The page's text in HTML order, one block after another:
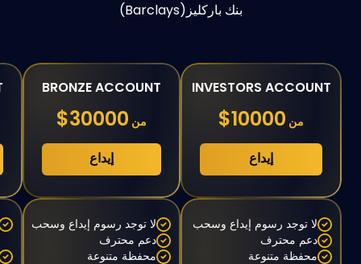
بنك باركليز(Barclays)
INVESTORS ACCOUNT
من 10000$
إيداع
لا توجد رسوم إيداع وسحب
دعم محترف
محفظة متنوعة
BRONZE ACCOUNT
من 30000$
إيداع
لا توجد رسوم إيداع وسحب
دعم محترف
محفظة متنوعة